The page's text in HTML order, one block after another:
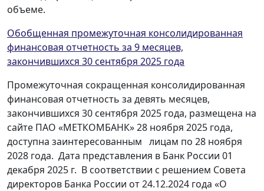
объеме.
Обобщенная промежуточная консолидированная
финансовая отчетность за 9 месяцев,
закончившихся 30 сентября 2025 года
Промежуточная сокращенная консолидированная
финансовая отчетность за девять месяцев,
закончившихся 30 сентября 2025 года, размещена на
сайте ПАО «МЕТКОМБАНК» 28 ноября 2025 года,
доступна заинтересованным лицам по 28 ноября
2028 года. Дата представления в Банк России 01
декабря 2025 г. В соответствии с решением Совета
директоров Банка России от 24.12.2024 года «О